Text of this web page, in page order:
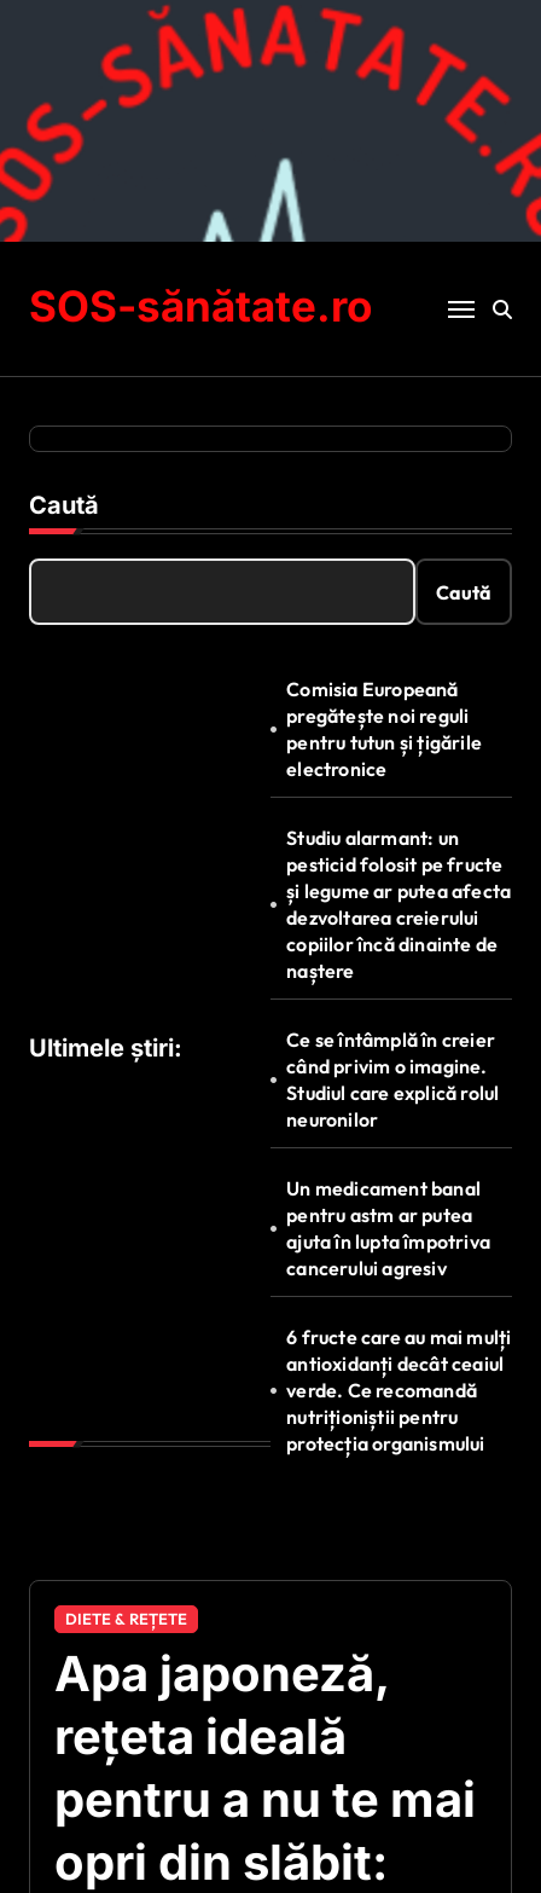
SOS-sănătate.ro
Caută
Caută
Ultimele știri:
Comisia Europeană
pregătește noi reguli
pentru tutun și țigările
electronice
Studiu alarmant: un
pesticid folosit pe fructe
și legume ar putea afecta
dezvoltarea creierului
copiilor încă dinainte de
naștere
Ce se întâmplă în creier
când privim o imagine.
Studiul care explică rolul
neuronilor
Un medicament banal
pentru astm ar putea
ajuta în lupta împotriva
cancerului agresiv
6 fructe care au mai mulți
antioxidanți decât ceaiul
verde. Ce recomandă
nutriționiștii pentru
protecția organismului
DIETE & REȚETE
Apa japoneză,
rețeta ideală
pentru a nu te mai
opri din slăbit: